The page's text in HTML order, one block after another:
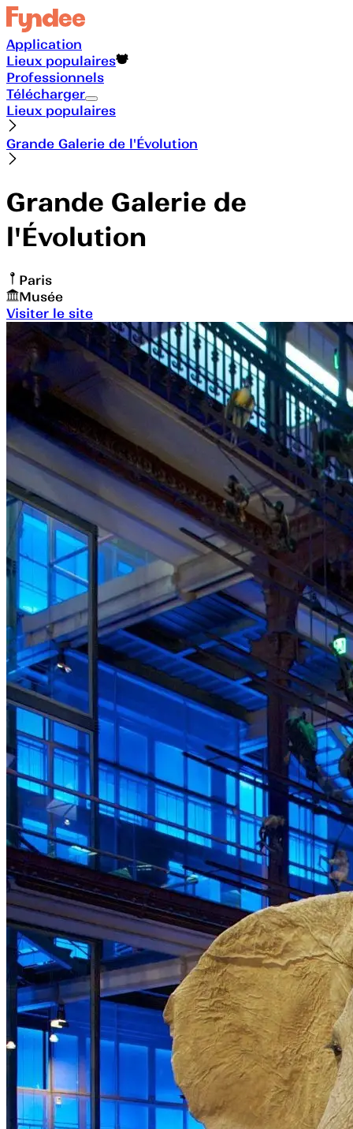
Application
Lieux populaires
Professionnels
Télécharger
Lieux populaires
Grande Galerie de l'Évolution
Grande Galerie de
l'Évolution
Paris
Musée
Visiter le site